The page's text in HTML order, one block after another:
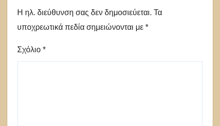
Η ηλ. διεύθυνση σας δεν δημοσιεύεται. Τα
υποχρεωτικά πεδία σημειώνονται με *
Σχόλιο *